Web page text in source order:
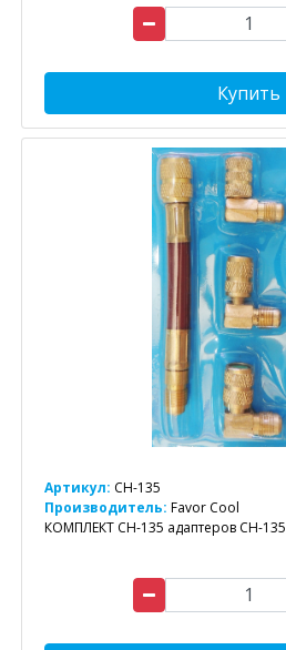
Купить
Артикул: CH-135
Производитель: Favor Cool
КОМПЛЕКТ CH-135 адаптеров CH-135